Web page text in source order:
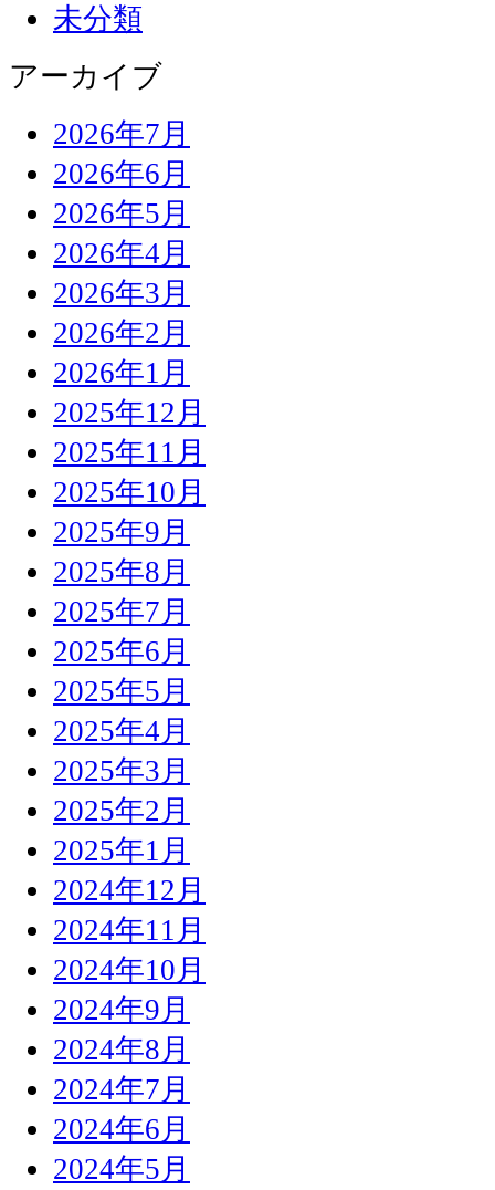
未分類
アーカイブ
2026年7月
2026年6月
2026年5月
2026年4月
2026年3月
2026年2月
2026年1月
2025年12月
2025年11月
2025年10月
2025年9月
2025年8月
2025年7月
2025年6月
2025年5月
2025年4月
2025年3月
2025年2月
2025年1月
2024年12月
2024年11月
2024年10月
2024年9月
2024年8月
2024年7月
2024年6月
2024年5月